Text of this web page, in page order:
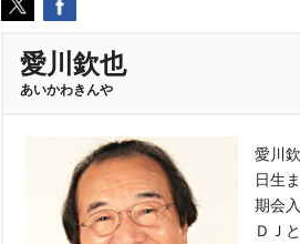
愛川欽也
あいかわきん
愛川
日生
期会
ＤＪ